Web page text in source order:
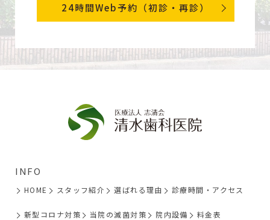
24時間Web予約（初診・再診）
INFO
HOME スタッフ紹介 選ばれる理由 診療時間・アクセス
新型コロナ対策 当院の滅菌対策 院内設備 料金表